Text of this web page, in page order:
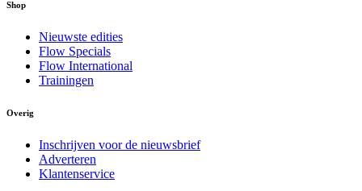
Shop
Nieuwste edities
Flow Specials
Flow International
Trainingen
Overig
Inschrijven voor de nieuwsbrief
Adverteren
Klantenservice